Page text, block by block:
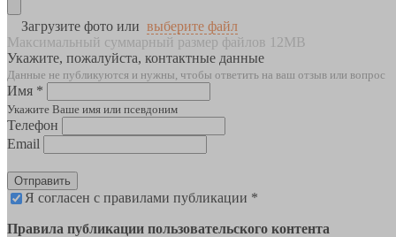
Загрузите фото или выберите файл
Максимальный суммарный размер файлов 12MB
Укажите, пожалуйста, контактные данные
Данные не публикуются и нужны, чтобы ответить на ваш отзыв или вопрос
Имя *
Укажите Ваше имя или псевдоним
Телефон
Email
Отправить
Я согласен с правилами публикации *
Правила публикации пользовательского контента